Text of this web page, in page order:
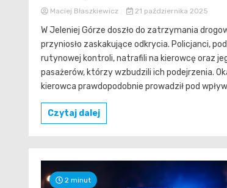
Maciej Błaszkiewicz 21 października 2025
W Jeleniej Górze doszło do zatrzymania
przyniosło zaskakujące odkrycia. Policjanci,
rutynowej kontroli, natrafili na kierowcę oraz
pasażerów, którzy wzbudzili ich podejrzenia.
kierowca prawdopodobnie prowadził pod
Czytaj dalej
2 minut